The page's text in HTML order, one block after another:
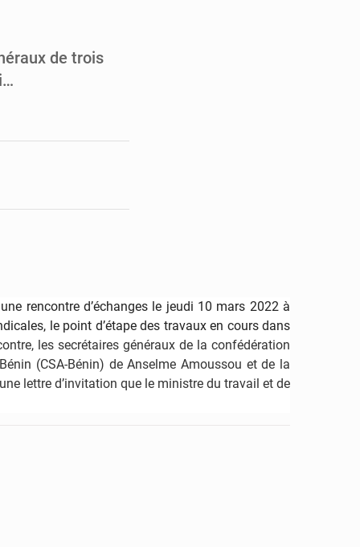
de trois
rencontre d’échanges le jeudi 10 mars 2022 à
le point d’étape des travaux en cours dans
les secrétaires généraux de la confédération
(CSA-Bénin) de Anselme Amoussou et de la
lettre d’invitation que le ministre du travail et de